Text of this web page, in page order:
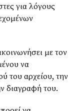
για λόγους
με τον
να
του αρχείου, την
διαγραφή του.